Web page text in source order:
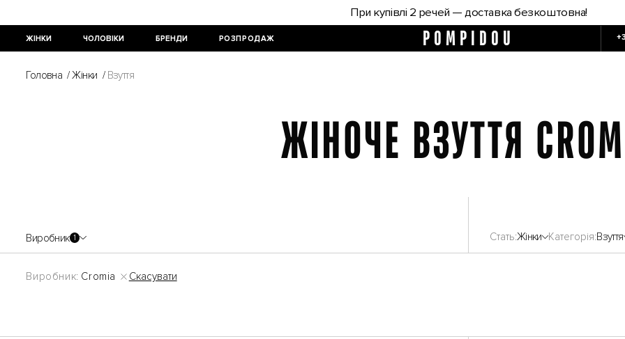
При купівлі 2 речей — доставка безкоштовна!
ЖІНКИ ЧОЛОВІКИ БРЕНДИ РОЗПРОДАЖ POMPIDOU
Головна / Жінки / Взуття
ЖІНОЧЕ ВЗУТТЯ
Виробник 1 Стать Жінки Категорія Взуття
Виробник: Cromia Скасувати